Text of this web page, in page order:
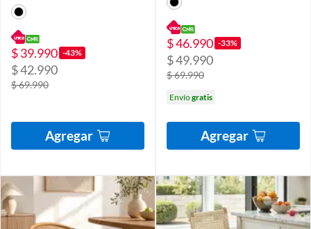
$ 39.990 -43%
$ 42.990
$ 69.990
Agregar
$ 46.990 -33%
$ 49.990
$ 69.990
Envíogratis
Agregar